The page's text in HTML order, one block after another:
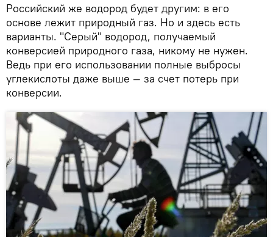
Российский же водород будет другим: в его
основе лежит природный газ. Но и здесь есть
варианты. "Серый" водород, получаемый
конверсией природного газа, никому не нужен.
Ведь при его использовании полные выбросы
углекислоты даже выше — за счет потерь при
конверсии.